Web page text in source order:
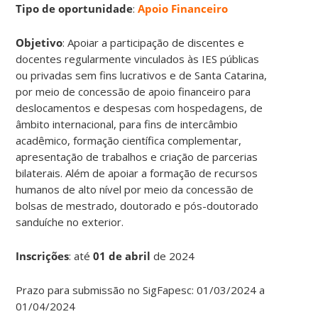
Tipo de oportunidade:Apoio Financeiro
Objetivo: Apoiar a participação de discentes e
docentes regularmente vinculados às IES públicas
ou privadas sem fins lucrativos e de Santa Catarina,
por meio de concessão de apoio financeiro para
deslocamentos e despesas com hospedagens, de
âmbito internacional, para fins de intercâmbio
acadêmico, formação científica complementar,
apresentação de trabalhos e criação de parcerias
bilaterais. Além de apoiar a formação de recursos
humanos de alto nível por meio da concessão de
bolsas de mestrado, doutorado e pós-doutorado
sanduíche no exterior.
Inscrições: até01 de abrilde 2024
Prazo para submissão no SigFapesc: 01/03/2024 a
01/04/2024